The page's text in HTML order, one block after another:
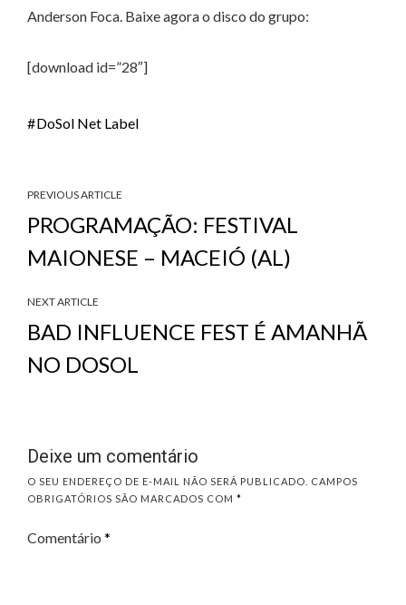
Anderson Foca. Baixe agora o disco do grupo:
[download id=”28″]
DoSol Net Label
PREVIOUS ARTICLE
PROGRAMAÇÃO: FESTIVAL
MAIONESE – MACEIÓ (AL)
NEXT ARTICLE
BAD INFLUENCE FEST É AMANHÃ
NO DOSOL
Deixe um comentário
O SEU ENDEREÇO DE E-MAIL NÃO SERÁ PUBLICADO.
CAMPOS
OBRIGATÓRIOS SÃO MARCADOS COM *
Comentário *